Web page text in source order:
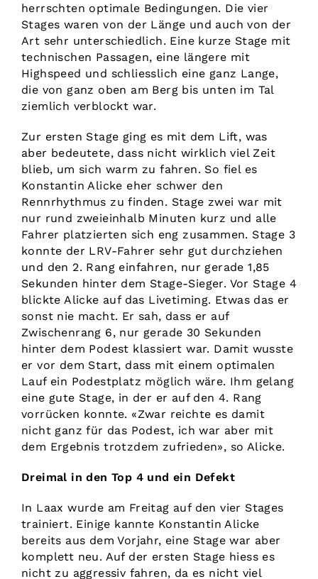
herrschten optimale Bedingungen. Die vier
Stages waren von der Länge und auch von der
Art sehr unterschiedlich. Eine kurze Stage mit
technischen Passagen, eine längere mit
Highspeed und schliesslich eine ganz Lange,
die von ganz oben am Berg bis unten im Tal
ziemlich verblockt war.
Zur ersten Stage ging es mit dem Lift, was
aber bedeutete, dass nicht wirklich viel Zeit
blieb, um sich warm zu fahren. So fiel es
Konstantin Alicke eher schwer den
Rennrhythmus zu finden. Stage zwei war mit
nur rund zweieinhalb Minuten kurz und alle
Fahrer platzierten sich eng zusammen. Stage 3
konnte der LRV-Fahrer sehr gut durchziehen
und den 2. Rang einfahren, nur gerade 1,85
Sekunden hinter dem Stage-Sieger. Vor Stage 4
blickte Alicke auf das Livetiming. Etwas das er
sonst nie macht. Er sah, dass er auf
Zwischenrang 6, nur gerade 30 Sekunden
hinter dem Podest klassiert war. Damit wusste
er vor dem Start, dass mit einem optimalen
Lauf ein Podestplatz möglich wäre. Ihm gelang
eine gute Stage, in der er auf den 4. Rang
vorrücken konnte. «Zwar reichte es damit
nicht ganz für das Podest, ich war aber mit
dem Ergebnis trotzdem zufrieden», so Alicke.
Dreimal in den Top 4 und ein Defekt
In Laax wurde am Freitag auf den vier Stages
trainiert. Einige kannte Konstantin Alicke
bereits aus dem Vorjahr, eine Stage war aber
komplett neu. Auf der ersten Stage hiess es
nicht zu aggressiv fahren, da es nicht viel